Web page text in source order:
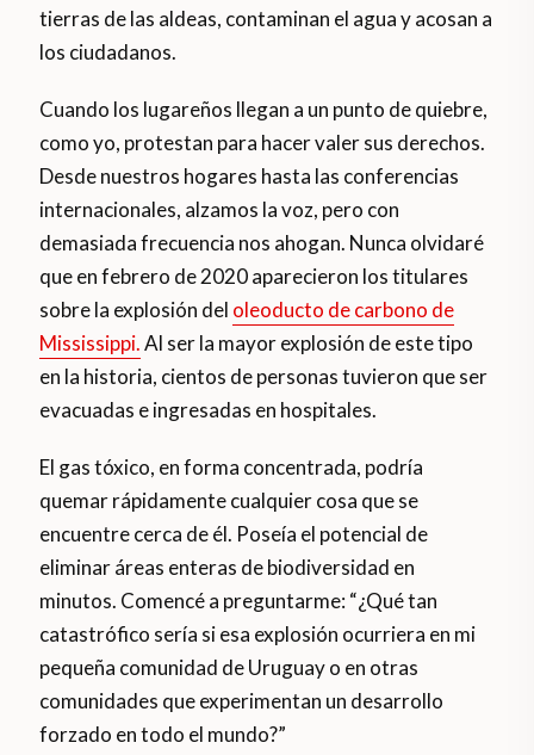
tierras de las aldeas, contaminan el agua y acosan a
los ciudadanos.
Cuando los lugareños llegan a un punto de quiebre,
como yo, protestan para hacer valer sus derechos.
Desde nuestros hogares hasta las conferencias
internacionales, alzamos la voz, pero con
demasiada frecuencia nos ahogan. Nunca olvidaré
que en febrero de 2020 aparecieron los titulares
sobre la explosión del oleoducto de carbono de
Mississippi.Al ser la mayor explosión de este tipo
en la historia, cientos de personas tuvieron que ser
evacuadas e ingresadas en hospitales.
El gas tóxico, en forma concentrada, podría
quemar rápidamente cualquier cosa que se
encuentre cerca de él. Poseía el potencial de
eliminar áreas enteras de biodiversidad en
minutos. Comencé a preguntarme: “¿Qué tan
catastrófico sería si esa explosión ocurriera en mi
pequeña comunidad de Uruguay o en otras
comunidades que experimentan un desarrollo
forzado en todo el mundo?”